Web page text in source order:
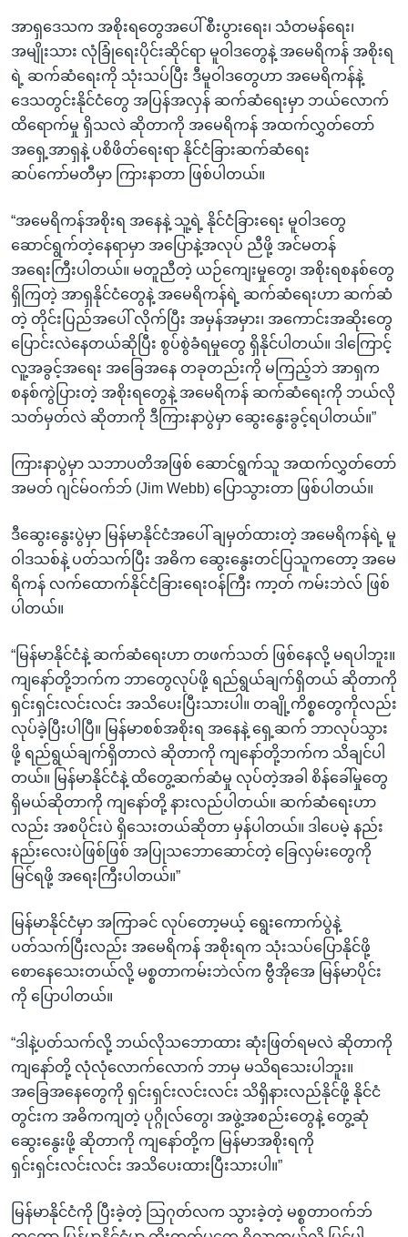
ရန်
နေရာ
ဘာသာစကားများ
အာရှဒေသက အစိုးရတွေအပေါ် စီးပွားရေး၊ သံတမန်ရေး၊
အမျိုးသား လုံခြုံရေးပိုင်းဆိုင်ရာ မူဝါဒတွေနဲ့ အမေရိကန် အစိုးရ
ရဲ့ ဆက်ဆံရေးကို သုံးသပ်ပြီး ဒီမူဝါဒတွေဟာ အမေရိကန်နဲ့
ဒေသတွင်းနိုင်ငံတွေ အပြန်အလှန် ဆက်ဆံရေးမှာ ဘယ်လောက်
ထိရောက်မှု ရှိသလဲ ဆိုတာကို အမေရိကန် အထက်လွှတ်တော်
အရှေ့အာရှနဲ့ ပစိဖိတ်ရေးရာ နိုင်ငံခြားဆက်ဆံရေး
ဆပ်ကော်မတီမှာ ကြားနာတာ ဖြစ်ပါတယ်။
“အမေရိကန်အစိုးရ အနေနဲ့ သူ့ရဲ့ နိုင်ငံခြားရေး မူဝါဒတွေ
ဆောင်ရွက်တဲ့နေရာမှာ အပြောနဲ့အလုပ် ညီဖို့ အင်မတန်
အရေးကြီးပါတယ်။ မတူညီတဲ့ ယဉ်ကျေးမှုတွေ၊ အစိုးရစနစ်တွေ
ရှိကြတဲ့ အာရှနိုင်ငံတွေနဲ့ အမေရိကန်ရဲ့ ဆက်ဆံရေးဟာ ဆက်ဆံ
တဲ့ တိုင်းပြည်အပေါ် လိုက်ပြီး အမှန်အမှား၊ အကောင်းအဆိုးတွေ
ပြောင်းလဲနေတယ်ဆိုပြီး စွပ်စွဲခံရမှုတွေ ရှိနိုင်ပါတယ်။ ဒါကြောင့်
လူ့အခွင့်အရေး အခြေအနေ တခုတည်းကို မကြည့်ဘဲ အာရှက
စနစ်ကွဲပြားတဲ့ အစိုးရတွေနဲ့ အမေရိကန် ဆက်ဆံရေးကို ဘယ်လို
သတ်မှတ်လဲ ဆိုတာကို ဒီကြားနာပွဲမှာ ဆွေးနွေးခွင့်ရပါတယ်။”
ကြားနာပွဲမှာ သဘာပတိအဖြစ် ဆောင်ရွက်သူ အထက်လွှတ်တော်
အမတ် ဂျင်မ်ဝက်ဘ် (Jim Webb) ပြောသွားတာ ဖြစ်ပါတယ်။
ဒီဆွေးနွေးပွဲမှာ မြန်မာနိုင်ငံအပေါ် ချမှတ်ထားတဲ့ အမေရိကန်ရဲ့ မူ
ဝါဒသစ်နဲ့ ပတ်သက်ပြီး အဓိက ဆွေးနွေးတင်ပြသူကတော့ အမေ
ရိကန် လက်ထောက်နိုင်ငံခြားရေးဝန်ကြီး ကာ့တ် ကမ်းဘဲလ် ဖြစ်
ပါတယ်။
“မြန်မာနိုင်ငံနဲ့ ဆက်ဆံရေးဟာ တဖက်သတ် ဖြစ်နေလို့ မရပါဘူး။
ကျနော်တို့ဘက်က ဘာတွေလုပ်ဖို့ ရည်ရွယ်ချက်ရှိတယ် ဆိုတာကို
ရှင်းရှင်းလင်းလင်း အသိပေးပြီးသားပါ။ တချို့ကိစ္စတွေကိုလည်း
လုပ်ခဲ့ပြီးပါပြီ။ မြန်မာစစ်အစိုးရ အနေနဲ့ ရှေ့ဆက် ဘာလုပ်သွား
ဖို့ ရည်ရွယ်ချက်ရှိတာလဲ ဆိုတာကို ကျနော်တို့ဘက်က သိချင်ပါ
တယ်။ မြန်မာနိုင်ငံနဲ့ ထိတွေ့ဆက်ဆံမှု လုပ်တဲ့အခါ စိန်ခေါ်မှုတွေ
ရှိမယ်ဆိုတာကို ကျနော်တို့ နားလည်ပါတယ်။ ဆက်ဆံရေးဟာ
လည်း အစပိုင်းပဲ ရှိသေးတယ်ဆိုတာ မှန်ပါတယ်။ ဒါပေမဲ့ နည်း
နည်းလေးပဲဖြစ်ဖြစ် အပြုသဘောဆောင်တဲ့ ခြေလှမ်းတွေကို
မြင်ရဖို့ အရေးကြီးပါတယ်။”
မြန်မာနိုင်ငံမှာ အကြာခင် လုပ်တော့မယ့် ရွေးကောက်ပွဲနဲ့
ပတ်သက်ပြီးလည်း အမေရိကန် အစိုးရက သုံးသပ်ပြောနိုင်ဖို့
စောနေသေးတယ်လို့ မစ္စတာကမ်းဘဲလ်က ဗွီအိုအေ မြန်မာပိုင်း
ကို ပြောပါတယ်။
“ဒါနဲ့ပတ်သက်လို့ ဘယ်လိုသဘောထား ဆုံးဖြတ်ရမလဲ ဆိုတာကို
ကျနော်တို့ လုံလုံလောက်လောက် ဘာမှ မသိရသေးပါဘူး။
အခြေအနေတွေကို ရှင်းရှင်းလင်းလင်း သိရှိနားလည်နိုင်ဖို့ နိုင်ငံ
တွင်းက အဓိကကျတဲ့ ပုဂ္ဂိုလ်တွေ၊ အဖွဲ့အစည်းတွေနဲ့ တွေ့ဆုံ
ဆွေးနွေးဖို့ ဆိုတာကို ကျနော်တို့က မြန်မာအစိုးရကို
ရှင်းရှင်းလင်းလင်း အသိပေးထားပြီးသားပါ။”
မြန်မာနိုင်ငံကို ပြီးခဲ့တဲ့ သြဂုတ်လက သွားခဲ့တဲ့ မစ္စတာဝက်ဘ်